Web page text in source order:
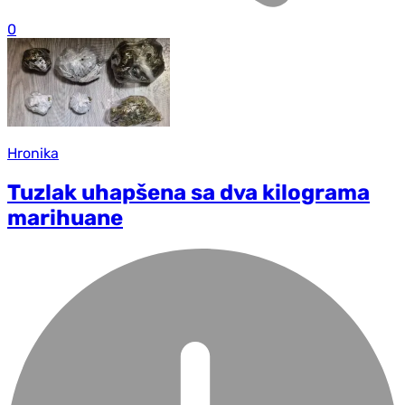
0
Hronika
Tuzlak uhapšena sa dva kilograma
marihuane